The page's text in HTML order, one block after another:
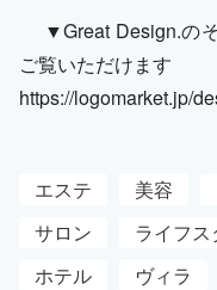
▼Great Design.の
ご覧いただけます
https://logomarket.jp/
エステ 美容
サロン
ライフ
ホテル
ヴィラ